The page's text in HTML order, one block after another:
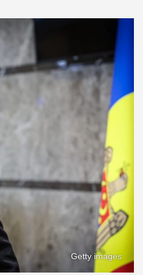
Getty images